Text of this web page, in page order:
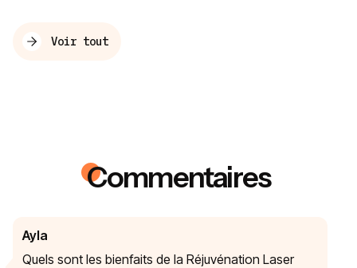
Voir tout
Commentaires
Ayla
Quels sont les bienfaits de la Réjuvénation Laser